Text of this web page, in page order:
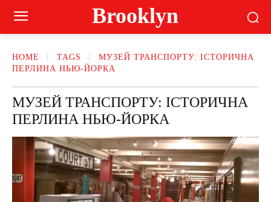
Brooklyn
HOME TAGS
МУЗЕЙ ТРАНСПОРТУ: ІСТОРИЧНА
ПЕРЛИНА НЬЮ-ЙОРКА
МУЗЕЙ ТРАНСПОРТУ: ІСТОРИЧНА
ПЕРЛИНА НЬЮ-ЙОРКА